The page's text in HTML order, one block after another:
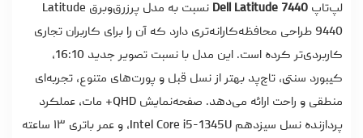
لپ‌تاپ Dell Latitude 7440
نسبت به مدل پرزرق‌وبرق Latitude
9440 طراحی محافظه‌کارانه‌تری دارد که آن را برای کاربران تجاری
کاربردی‌تر کرده است. این مدل با نسبت تصویر جدید 16:10،
کیبورد سنتی، تاچ‌پد بهتر از نسل قبل و پورت‌های متنوع، تجربه‌ای
منطقی و راحت ارائه می‌دهد. صفحه‌نمایش QHD+ مات، عملکرد
پردازنده نسل سیزدهم Intel Core i5-1345U، و عمر باتری ۱۳ ساعته